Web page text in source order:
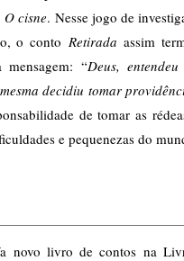
O cisne. Nesse jogo de
o conto Retirada assim
“Deus,
decidiu tomar
de tomar as
e pequenezas do
novo livro de contos na